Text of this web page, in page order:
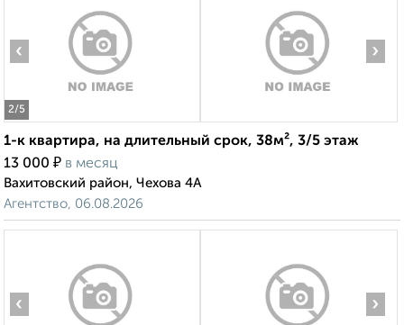
2/5
‹ ›
1-к квартира, на длительный срок, 38м², 3/5 этаж
13 000 ₽ в месяц
Вахитовский район, Чехова 4А
Агентство, 06.08.2026
‹ ›